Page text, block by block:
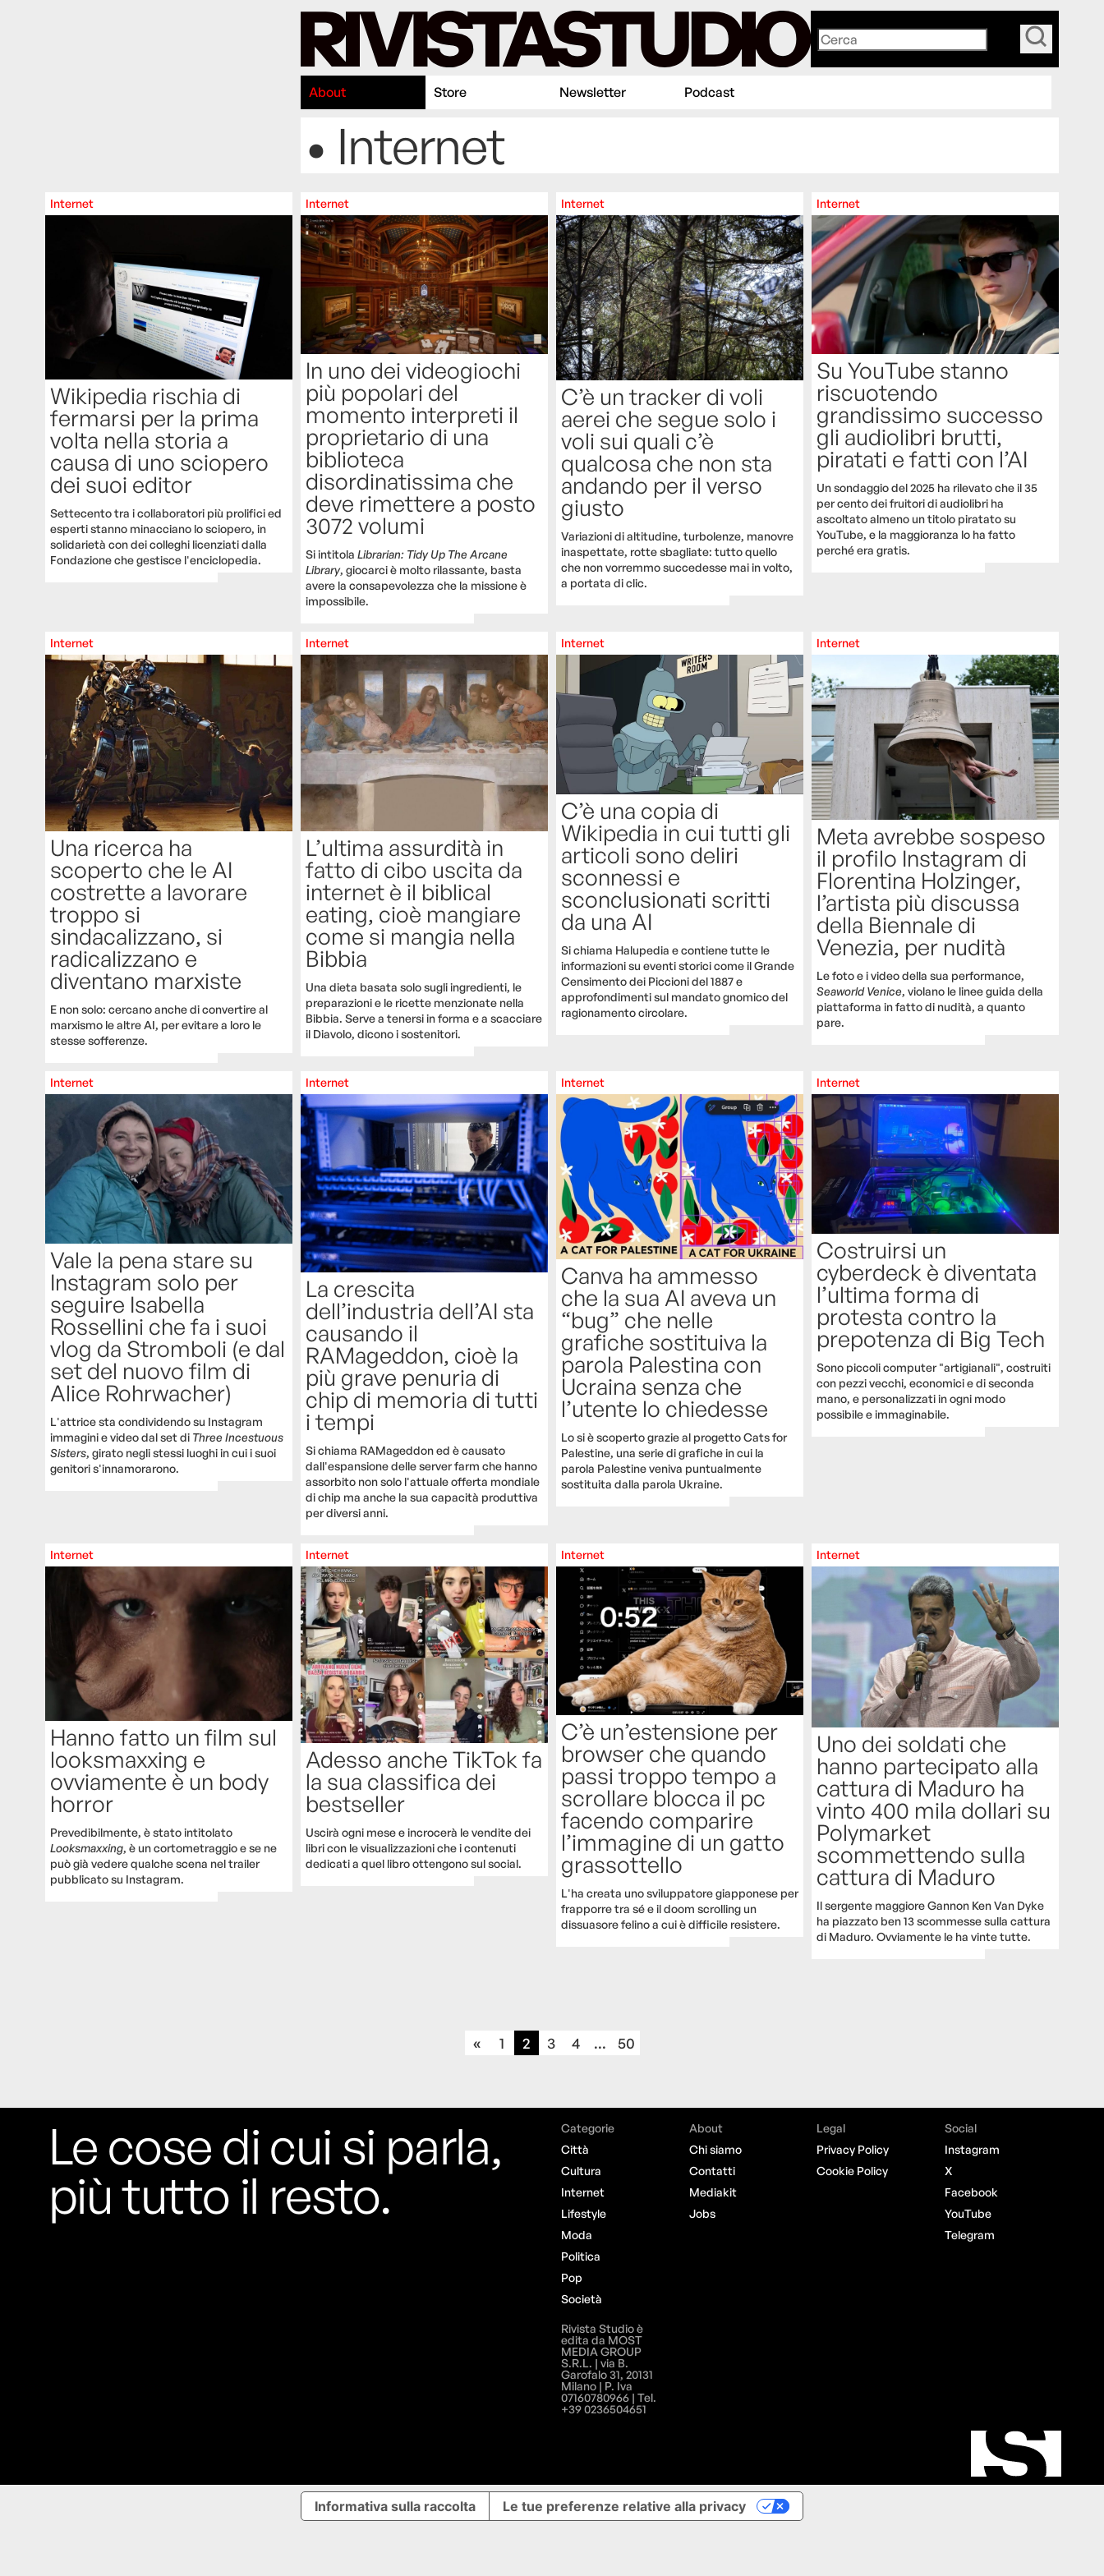
About Store Newsletter Podcast
• Internet
Internet
Wikipedia rischia di
fermarsi per la prima
volta nella storia a
causa di uno sciopero
dei suoi editor
Settecento tra i collaboratori più prolifici ed
esperti stanno minacciano lo sciopero, in
solidarietà con dei colleghi licenziati dalla
Fondazione che gestisce l'enciclopedia.
Internet
In uno dei videogiochi
più popolari del
momento interpreti il
proprietario di una
biblioteca
disordinatissima che
deve rimettere a posto
3072 volumi
Si intitola Librarian: Tidy Up The Arcane
Library, giocarci è molto rilassante, basta
avere la consapevolezza che la missione è
impossibile.
Internet
C’è un tracker di voli
aerei che segue solo i
voli sui quali c’è
qualcosa che non sta
andando per il verso
giusto
Variazioni di altitudine, turbolenze, manovre
inaspettate, rotte sbagliate: tutto quello
che non vorremmo succedesse mai in volto,
a portata di clic.
Internet
Su YouTube stanno
riscuotendo
grandissimo successo
gli audiolibri brutti,
piratati e fatti con l’AI
Un sondaggio del 2025 ha rilevato che il 35
per cento dei fruitori di audiolibri ha
ascoltato almeno un titolo piratato su
YouTube, e la maggioranza lo ha fatto
perché era gratis.
Internet
Una ricerca ha
scoperto che le AI
costrette a lavorare
troppo si
sindacalizzano, si
radicalizzano e
diventano marxiste
E non solo: cercano anche di convertire al
marxismo le altre AI, per evitare a loro le
stesse sofferenze.
Internet
L’ultima assurdità in
fatto di cibo uscita da
internet è il biblical
eating, cioè mangiare
come si mangia nella
Bibbia
Una dieta basata solo sugli ingredienti, le
preparazioni e le ricette menzionate nella
Bibbia. Serve a tenersi in forma e a scacciare
il Diavolo, dicono i sostenitori.
Internet
C’è una copia di
Wikipedia in cui tutti gli
articoli sono deliri
sconnessi e
sconclusionati scritti
da una AI
Si chiama Halupedia e contiene tutte le
informazioni su eventi storici come il Grande
Censimento dei Piccioni del 1887 e
approfondimenti sul mandato gnomico del
ragionamento circolare.
Internet
Meta avrebbe sospeso
il profilo Instagram di
Florentina Holzinger,
l’artista più discussa
della Biennale di
Venezia, per nudità
Le foto e i video della sua performance,
Seaworld Venice, violano le linee guida della
piattaforma in fatto di nudità, a quanto
pare.
Internet
Vale la pena stare su
Instagram solo per
seguire Isabella
Rossellini che fa i suoi
vlog da Stromboli (e dal
set del nuovo film di
Alice Rohrwacher)
L'attrice sta condividendo su Instagram
immagini e video dal set di Three Incestuous
Sisters, girato negli stessi luoghi in cui i suoi
genitori s'innamorarono.
Internet
La crescita
dell’industria dell’AI sta
causando il
RAMageddon, cioè la
più grave penuria di
chip di memoria di tutti
i tempi
Si chiama RAMageddon ed è causato
dall'espansione delle server farm che hanno
assorbito non solo l'attuale offerta mondiale
di chip ma anche la sua capacità produttiva
per diversi anni.
Internet
Canva ha ammesso
che la sua AI aveva un
“bug” che nelle
grafiche sostituiva la
parola Palestina con
Ucraina senza che
l’utente lo chiedesse
Lo si è scoperto grazie al progetto Cats for
Palestine, una serie di grafiche in cui la
parola Palestine veniva puntualmente
sostituita dalla parola Ukraine.
Internet
Costruirsi un
cyberdeck è diventata
l’ultima forma di
protesta contro la
prepotenza di Big Tech
Sono piccoli computer "artigianali", costruiti
con pezzi vecchi, economici e di seconda
mano, e personalizzati in ogni modo
possibile e immaginabile.
Internet
Hanno fatto un film sul
looksmaxxing e
ovviamente è un body
horror
Prevedibilmente, è stato intitolato
Looksmaxxing, è un cortometraggio e se ne
può già vedere qualche scena nel trailer
pubblicato su Instagram.
Internet
Adesso anche TikTok fa
la sua classifica dei
bestseller
Uscirà ogni mese e incrocerà le vendite dei
libri con le visualizzazioni che i contenuti
dedicati a quel libro ottengono sul social.
Internet
C’è un’estensione per
browser che quando
passi troppo tempo a
scrollare blocca il pc
facendo comparire
l’immagine di un gatto
grassottello
L'ha creata uno sviluppatore giapponese per
frapporre tra sé e il doom scrolling un
dissuasore felino a cui è difficile resistere.
Internet
Uno dei soldati che
hanno partecipato alla
cattura di Maduro ha
vinto 400 mila dollari su
Polymarket
scommettendo sulla
cattura di Maduro
Il sergente maggiore Gannon Ken Van Dyke
ha piazzato ben 13 scommesse sulla cattura
di Maduro. Ovviamente le ha vinte tutte.
« 1 2 3 4 ... 50
Le cose di cui si parla,
più tutto il resto.
Categorie
Città
Cultura
Internet
Lifestyle
Moda
Politica
Pop
Società
About
Chi siamo
Contatti
Mediakit
Jobs
Legal
Privacy Policy
Cookie Policy
Social
Instagram
X
Facebook
YouTube
Telegram
Rivista Studio è
edita da MOST
MEDIA GROUP
S.R.L. | via B.
Garofalo 31, 20131
Milano | P. Iva
07160780966 | Tel.
+39 0236504651
Informativa sulla raccolta Le tue preferenze relative alla privacy